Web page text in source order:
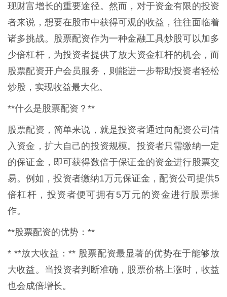
现财富增长的重要途径。然而，对于资金有限的投资
者来说，想要在股市中获得可观的收益，往往面临着
诸多挑战。股票配资作为一种金融工具炒股可以加多
少倍杠杆，为投资者提供了放大资金杠杆的机会，而
股票配资开户会员服务，则能进一步帮助投资者轻松
炒股，实现收益最大化。
**什么是股票配资？**
股票配资，简单来说，就是投资者通过向配资公司借
入资金，扩大自己的投资规模。投资者只需缴纳一定
的保证金，即可获得数倍于保证金的资金进行股票交
易。例如，投资者缴纳1万元保证金，配资公司提供5
倍杠杆，投资者便可拥有5万元的资金进行股票操
作。
**股票配资的优势：**
* **放大收益：** 股票配资最显著的优势在于能够放
大收益。当投资者判断准确，股票价格上涨时，收益
也会成倍增长。